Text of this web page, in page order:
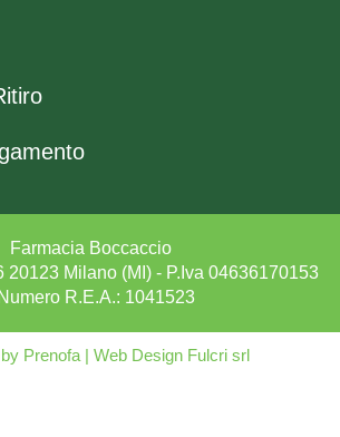
Farmacia Boccaccio
20123 Milano (MI) - P.Iva 04636170153
R.E.A.: 1041523
Prenofa| Web Design Fulcri srl